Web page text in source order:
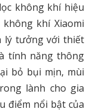
không khí hiệu
khí Xiaomi
lý tưởng với thiết
tính năng thông
bỏ bụi mịn, mùi
lành cho gia
điểm nổi bật của